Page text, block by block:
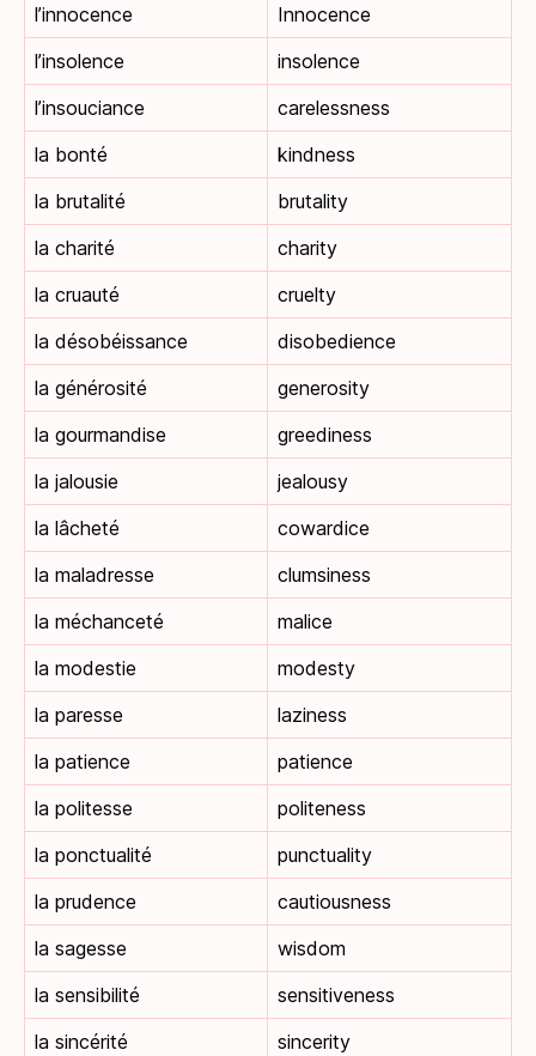
l’innocence
Innocence
l’insolence
insolence
l’insouciance
carelessness
la bonté
kindness
la brutalité
brutality
la charité
charity
la cruauté
cruelty
la désobéissance
disobedience
la générosité
generosity
la gourmandise
greediness
la jalousie
jealousy
la lâcheté
cowardice
la maladresse
clumsiness
la méchanceté
malice
la modestie
modesty
la paresse
laziness
la patience
patience
la politesse
politeness
la ponctualité
punctuality
la prudence
cautiousness
la sagesse
wisdom
la sensibilité
sensitiveness
la sincérité
sincerity